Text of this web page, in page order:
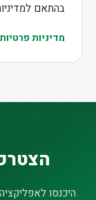
בהתאם
מדיניות פרטיות
היכנסו